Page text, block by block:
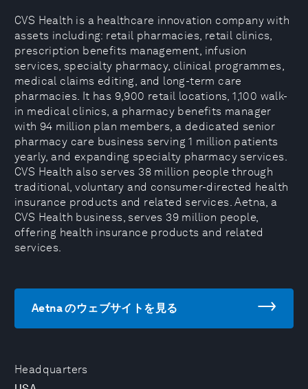
Headquarters
CVS Health is a healthcare innovation company with
assets including: retail pharmacies, retail clinics,
prescription benefits management, infusion
services, specialty pharmacy, clinical programmes,
medical claims editing, and long-term care
pharmacies. It has 9,900 retail locations, 1,100 walk-
in medical clinics, a pharmacy benefits manager
with 94 million plan members, a dedicated senior
pharmacy care business serving 1 million patients
yearly, and expanding specialty pharmacy services.
CVS Health also serves 38 million people through
traditional, voluntary and consumer-directed health
insurance products and related services. Aetna, a
CVS Health business, serves 39 million people,
offering health insurance products and related
services.
Aetna のウェブサイトを見る